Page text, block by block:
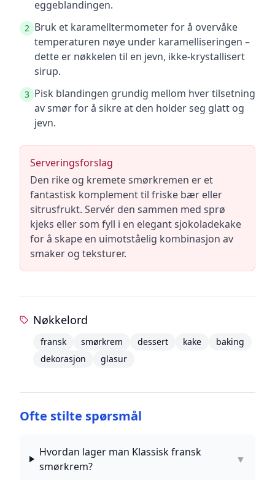
eggeblandingen.
2 Bruk et karamelltermometer for å overvåke
temperaturen nøye under karamelliseringen –
dette er nøkkelen til en jevn, ikke-krystallisert
sirup.
3 Pisk blandingen grundig mellom hver tilsetning
av smør for å sikre at den holder seg glatt og
jevn.
Serveringsforslag
Den rike og kremete smørkremen er et
fantastisk komplement til friske bær eller
sitrusfrukt. Servér den sammen med sprø
kjeks eller som fyll i en elegant sjokoladekake
for å skape en uimotståelig kombinasjon av
smaker og teksturer.
Nøkkelord
fransk smørkrem dessert kake
baking
dekorasjon
glasur
Ofte stilte spørsmål
Hvordan lager man Klassisk fransk
smørkrem?
▼